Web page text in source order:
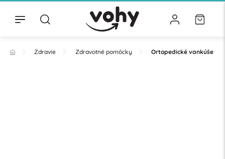
Zdravie Zdravotné pomôcky Ortopedické vankúše